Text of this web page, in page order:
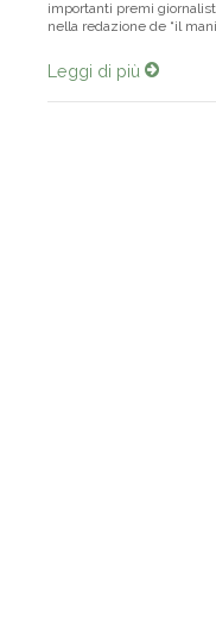
importanti premi
nella redazione de “il
Leggi di più